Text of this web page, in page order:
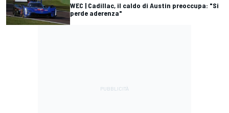
WEC | Cadillac, il caldo di Austin preoccupa: "Si
perde aderenza"